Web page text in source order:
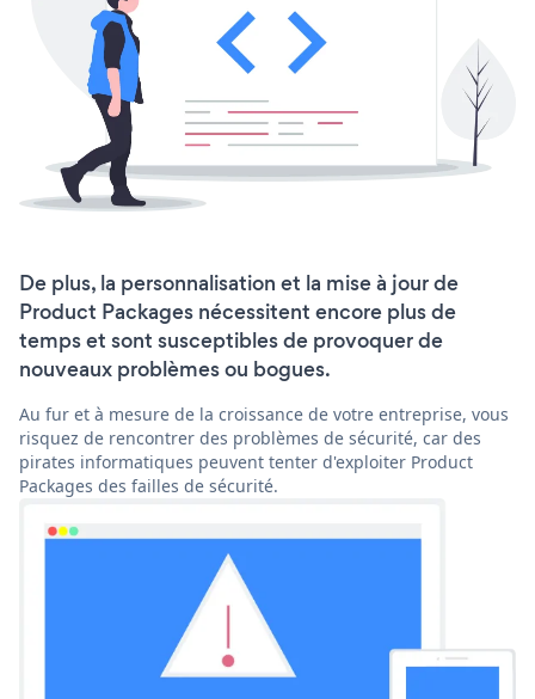
De plus, la personnalisation et la mise à jour de
Product Packages nécessitent encore plus de
temps et sont susceptibles de provoquer de
nouveaux problèmes ou bogues.
Au fur et à mesure de la croissance de votre entreprise, vous
risquez de rencontrer des problèmes de sécurité, car des
pirates informatiques peuvent tenter d'exploiter Product
Packages des failles de sécurité.